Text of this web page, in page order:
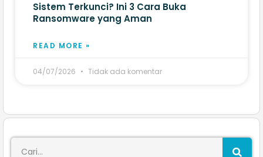
Sistem Terkunci? Ini 3 Cara Buka
Ransomware yang Aman
READ MORE »
04/07/2026 Tidak ada komentar